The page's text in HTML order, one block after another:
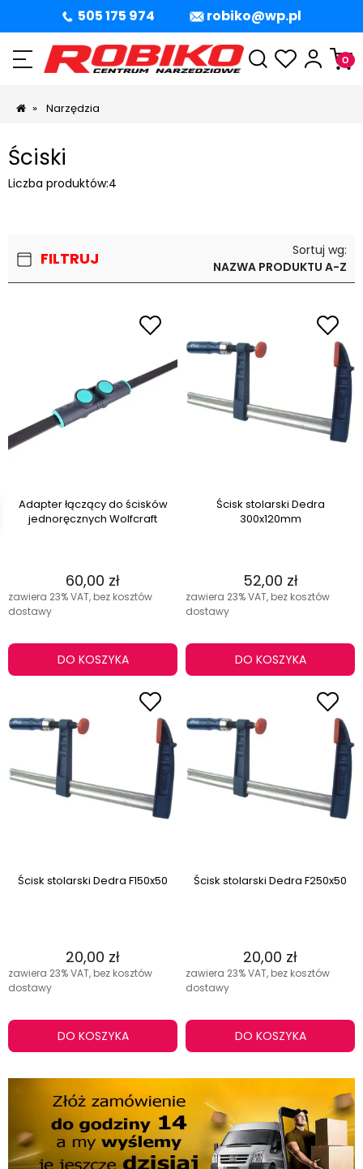
505 175 974 robiko@wp.pl
» Narzędzia
Ściski
Liczba produktów:4
FILTRUJ
Sortuj wg:
NAZWA PRODUKTU A-Z
Adapter łączący do ścisków
jednoręcznych Wolfcraft
60,00 zł
zawiera 23% VAT, bez kosztów
dostawy
DO KOSZYKA
Ścisk stolarski Dedra
300x120mm
52,00 zł
zawiera 23% VAT, bez kosztów
dostawy
DO KOSZYKA
Ścisk stolarski Dedra F150x50
20,00 zł
zawiera 23% VAT, bez kosztów
dostawy
DO KOSZYKA
Ścisk stolarski Dedra F250x50
20,00 zł
zawiera 23% VAT, bez kosztów
dostawy
DO KOSZYKA